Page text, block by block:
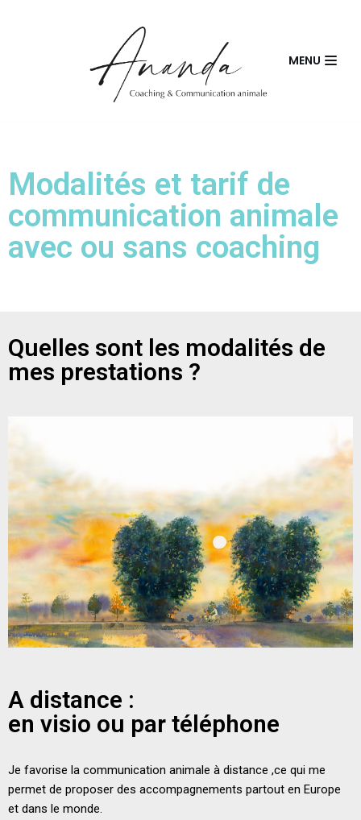
MENU
Modalités et tarif de
communication animale
avec ou sans coaching
Quelles sont les modalités de
mes prestations ?
A distance :
en visio ou par téléphone
Je favorise la communication animale à distance ,ce qui me
permet de proposer des accompagnements partout en Europe
et dans le monde.